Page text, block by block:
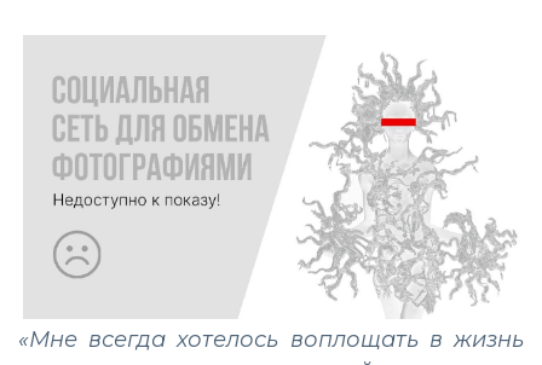
«Мне всегда хотелось воплощать в жизнь